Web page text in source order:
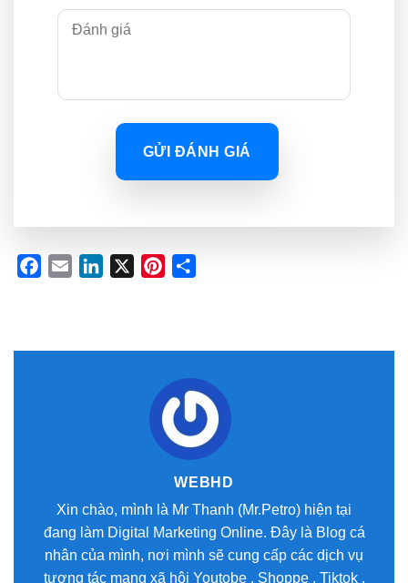
GỬI ĐÁNH GIÁ
Facebook
Email LinkedIn Pinterest
WEBHD
Xin chào, mình là Mr Thanh (Mr.Petro) hiện tại
đang làm Digital Marketing Online. Đây là Blog cá
nhân của mình, nơi mình sẽ cung cấp các dịch vụ
tương tác mạng xã hội Youtobe , Shoppe , Tiktok ,